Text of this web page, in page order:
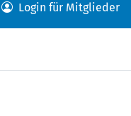
Login für Mitglieder